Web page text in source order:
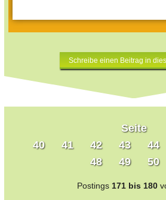
Schreibe einen Beitrag in
Seite
40
41 42 43 44
48
49 50
Postings 171 bis 180